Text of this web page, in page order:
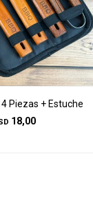
Piezas + Estuche
18,00